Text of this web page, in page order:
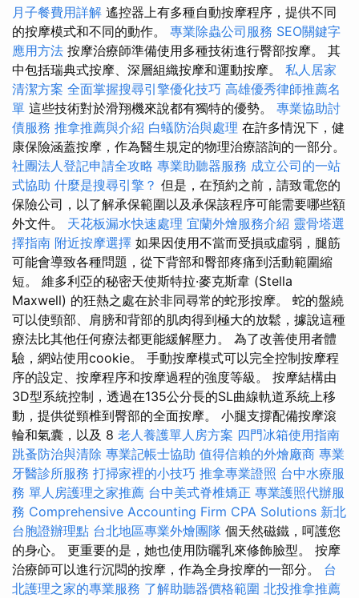
月子餐費用詳解 遙控器上有多種自動按摩程序，提供不同
的按摩模式和不同的動作。 專業除蟲公司服務 SEO關鍵字
應用方法 按摩治療師準備使用多種技術進行臀部按摩。 其
中包括瑞典式按摩、深層組織按摩和運動按摩。 私人居家
清潔方案 全面掌握搜尋引擎優化技巧 高雄優秀律師推薦名
單 這些技術對於滑翔機來說都有獨特的優勢。 專業協助討
債服務 推拿推薦與介紹 白蟻防治與處理 在許多情況下，健
康保險涵蓋按摩，作為醫生規定的物理治療諮詢的一部分。
社團法人登記申請全攻略 專業助聽器服務 成立公司的一站
式協助 什麼是搜尋引擎？ 但是，在預約之前，請致電您的
保險公司，以了解承保範圍以及承保該程序可能需要哪些額
外文件。 天花板漏水快速處理 宜蘭外燴服務介紹 靈骨塔選
擇指南 附近按摩選擇 如果因使用不當而受損或虛弱，腿筋
可能會導致各種問題，從下背部和臀部疼痛到活動範圍縮
短。 維多利亞的秘密天使斯特拉·麥克斯韋 (Stella
Maxwell) 的狂熱之處在於非同尋常的蛇形按摩。 蛇的盤繞
可以使頸部、肩膀和背部的肌肉得到極大的放鬆，據說這種
療法比其他任何療法都更能緩解壓力。 為了改善使用者體
驗，網站使用cookie。 手動按摩模式可以完全控制按摩程
序的設定、按摩程序和按摩過程的強度等級。 按摩結構由
3D型系統控制，透過在135公分長的SL曲線軌道系統上移
動，提供從頸椎到臀部的全面按摩。 小腿支撐配備按摩滾
輪和氣囊，以及 8 老人養護單人房方案 四門冰箱使用指南
跳蚤防治與清除 專業記帳士協助 值得信賴的外燴廠商 專業
牙醫診所服務 打掃家裡的小技巧 推拿專業證照 台中水療服
務 單人房護理之家推薦 台中美式脊椎矯正 專業護照代辦服
務 Comprehensive Accounting Firm CPA Solutions 新北
台胞證辦理點 台北地區專業外燴團隊 個天然磁鐵，呵護您
的身心。 更重要的是，她也使用防曬乳來修飾臉型。 按摩
治療師可以進行沉悶的按摩，作為全身按摩的一部分。 台
北護理之家的專業服務 了解助聽器價格範圍 北投推拿推薦